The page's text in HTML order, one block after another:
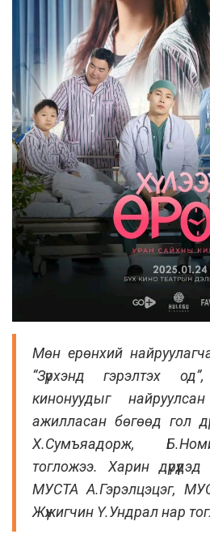
Мөн ерөнхий
“Зүрхэнд гэрэлтэх
кинонуудыг
ажилласан бөгөөд гол
Х.Сумъяадорж,
тогложээ. Харин
МУСТА А.Гэрэлцэцэг,
Жүжигчин Ү.Ундрал нар